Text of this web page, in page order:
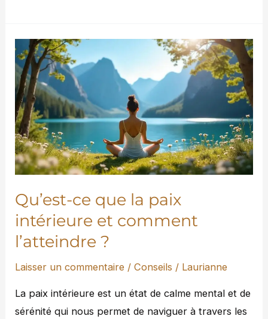
Qu’est-ce que la paix
intérieure et comment
l’atteindre ?
Laisser un commentaire /Conseils / Laurianne
La paix intérieure est un état de calme mental et de
sérénité qui nous permet de naviguer à travers les
Qu’est-
ce
que
la
paix
intérieure
et
comment
l’atteindre
?